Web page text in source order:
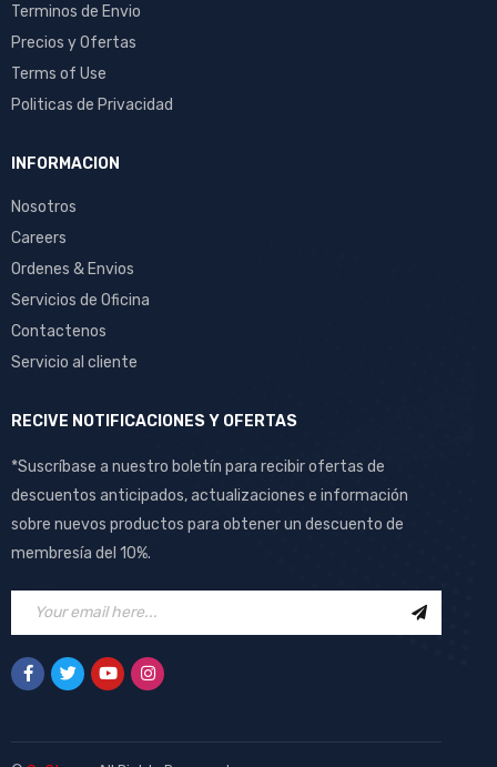
Terminos de Envio
Precios y Ofertas
Terms of Use
Politicas de Privacidad
INFORMACION
Nosotros
Careers
Ordenes & Envios
Servicios de Oficina
Contactenos
Servicio al cliente
RECIVE NOTIFICACIONES Y OFERTAS
*Suscríbase a nuestro boletín para recibir ofertas de
descuentos anticipados, actualizaciones e información
sobre nuevos productos para obtener un descuento de
membresía del 10%.